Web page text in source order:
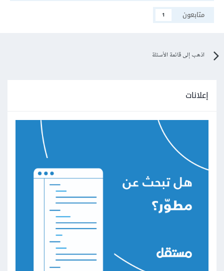
متابعون
1
اذهب إلى قائمة الأسئلة
إعلانات